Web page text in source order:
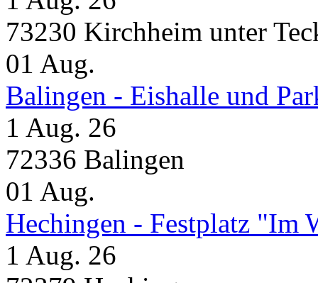
73230 Kirchheim unter
01 Aug.
Balingen - Eishalle und
1 Aug. 26
72336 Balingen
01 Aug.
Hechingen - Festplatz "Im
1 Aug. 26